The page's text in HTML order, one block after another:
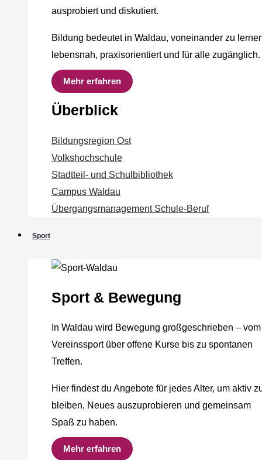
ausprobiert und diskutiert.
Bildung bedeutet in Waldau, voneinander zu
lebensnah, praxisorientiert und für alle zugänglich.
Mehr erfahren
Überblick
Bildungsregion Ost
Volkshochschule
Stadtteil- und Schulbibliothek
Campus Waldau
Übergangsmanagement Schule‐Beruf
Sport
Sport & Bewegung
In Waldau wird Bewegung großgeschrieben – vom
Vereinssport über offene Kurse bis zu spontanen
Treffen.
Hier findest du Angebote für jedes Alter, um aktiv
bleiben, Neues auszuprobieren und gemeinsam
Spaß zu haben.
Mehr erfahren